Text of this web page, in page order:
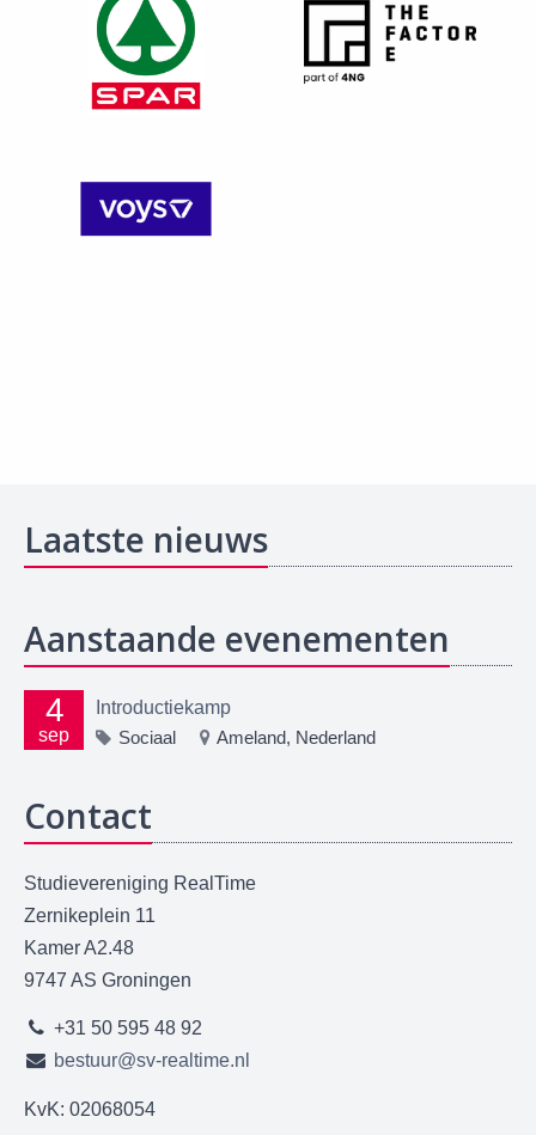
Laatste nieuws
Aanstaande evenementen
4
sep
Introductiekamp
Sociaal
Ameland, Nederland
Contact
Studievereniging RealTime
Zernikeplein 11
Kamer A2.48
9747 AS Groningen
+31 50 595 48 92
bestuur@sv-realtime.nl
KvK: 02068054